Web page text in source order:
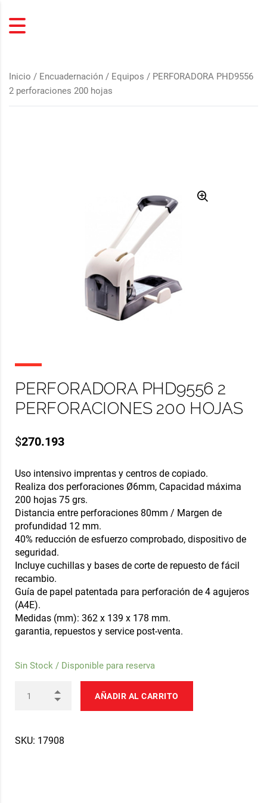
Inicio / Encuadernación / Equipos / PERFORADORA PHD9556
2 perforaciones 200 hojas
PERFORADORA PHD9556 2
PERFORACIONES 200 HOJAS
$270.193
Uso intensivo imprentas y centros de copiado.
Realiza dos perforaciones Ø6mm, Capacidad máxima
200 hojas 75 grs.
Distancia entre perforaciones 80mm / Margen de
profundidad 12 mm.
40% reducción de esfuerzo comprobado, dispositivo de
seguridad.
Incluye cuchillas y bases de corte de repuesto de fácil
recambio.
Guía de papel patentada para perforación de 4 agujeros
(A4E).
Medidas (mm): 362 x 139 x 178 mm.
garantia, repuestos y service post-venta.
Sin Stock / Disponible para reserva
AÑADIR AL CARRITO
SKU: 17908